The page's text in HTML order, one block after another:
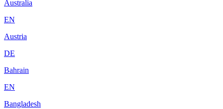
Australia
EN
Austria
DE
Bahrain
EN
Bangladesh